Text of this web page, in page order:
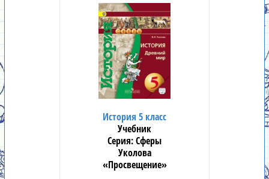
История 5 класс
Учебник
Сферы
Уколова
«Просвещение»